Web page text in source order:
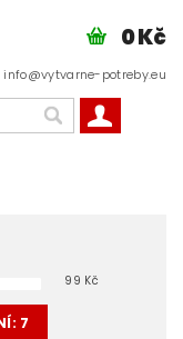
info@vytvarne-potreby.eu
0 Kč
99 Kč
7